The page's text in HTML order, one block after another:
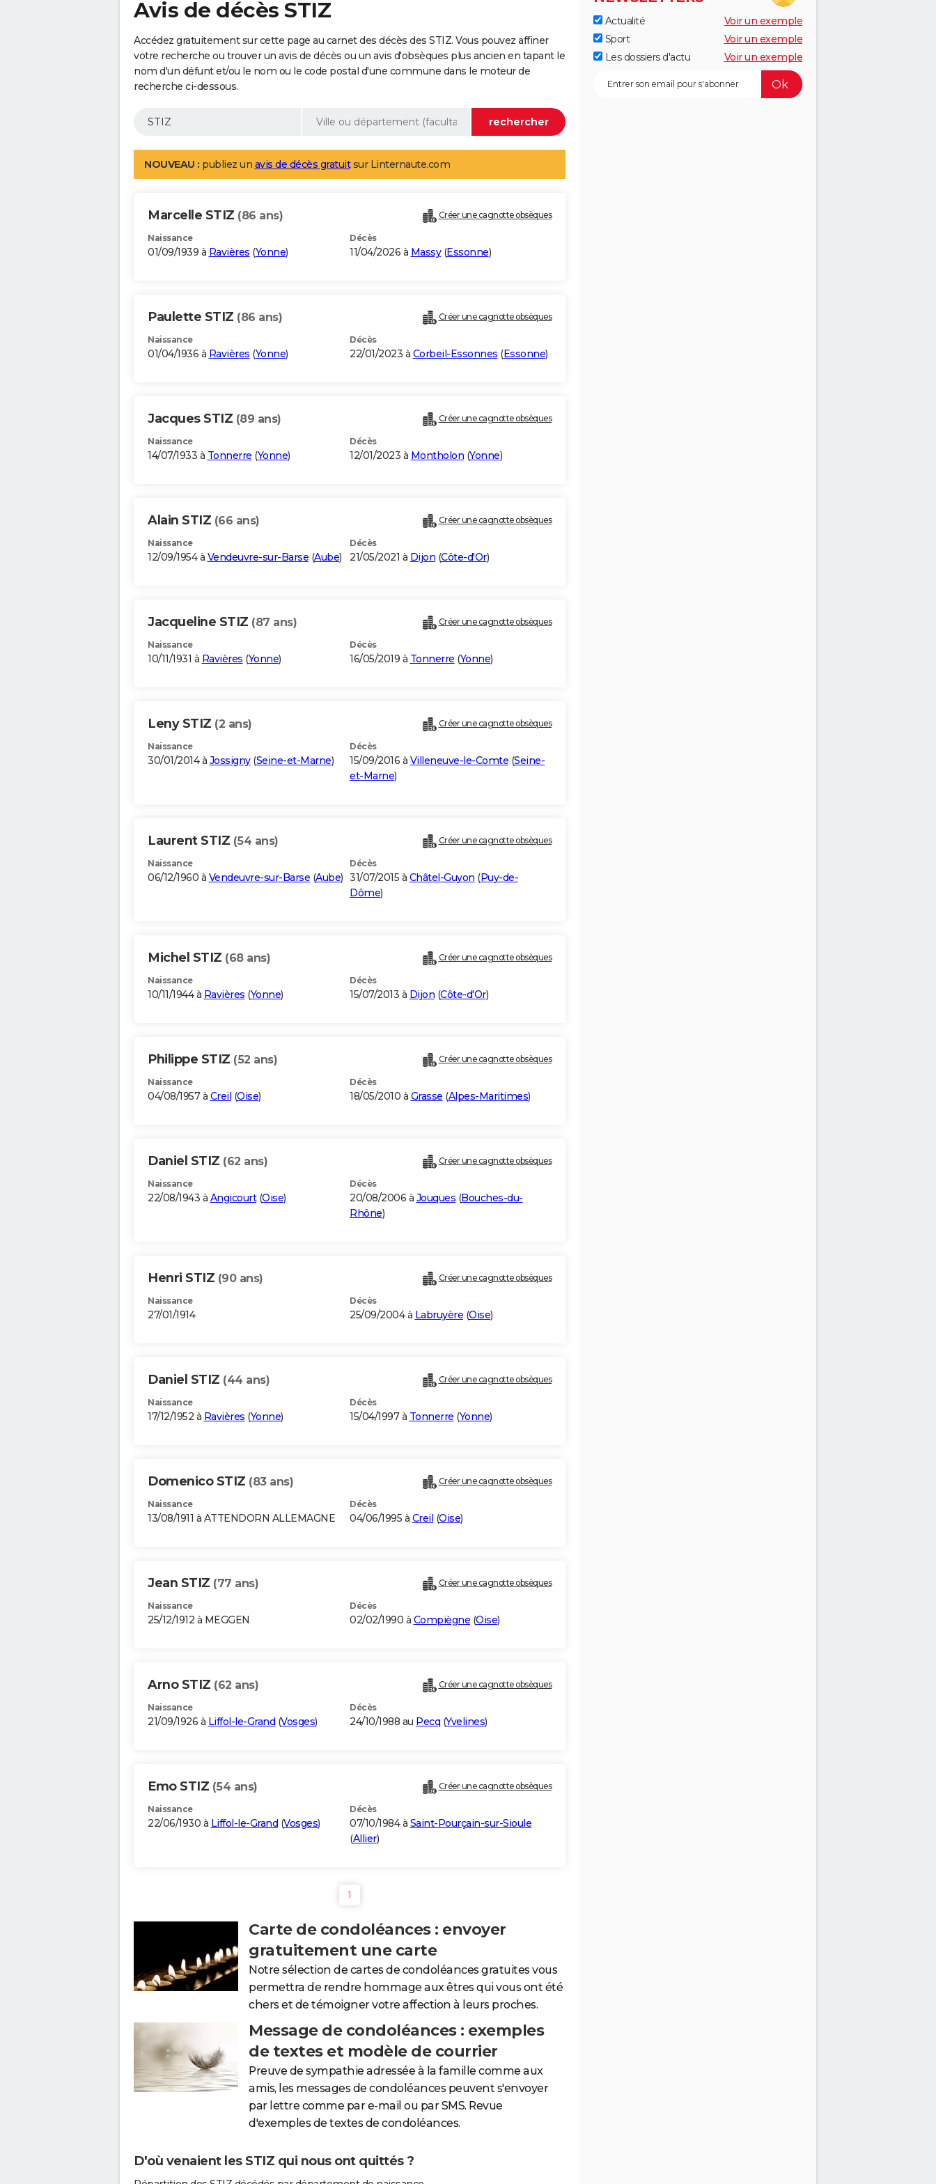
Avis de décès STIZ
Accédez gratuitement sur cette page au carnet des décès des STIZ. Vous pouvez affiner
votre recherche ou trouver un avis de décès ou un avis d'obsèques plus ancien en tapant le
nom d'un défunt et/ou le nom ou le code postal d'une commune dans le moteur de
recherche ci-dessous.
NOUVEAU : publiez un avis de décès gratuitsur Linternaute.com
Marcelle STIZ (86 ans) Créer une cagnotte obsèques
Naissance
01/09/1939 à Ravières (Yonne)
Décès
11/04/2026 à Massy(Essonne)
Paulette STIZ (86 ans) Créer une cagnotte obsèques
Naissance
01/04/1936 à Ravières (Yonne)
Décès
22/01/2023 à Corbeil-Essonnes (Essonne)
Jacques STIZ (89 ans) Créer une cagnotte obsèques
Naissance
14/07/1933 à Tonnerre (Yonne)
Décès
12/01/2023 à Montholon (Yonne)
Alain STIZ (66 ans) Créer une cagnotte obsèques
Naissance
12/09/1954 à Vendeuvre-sur-Barse (Aube)
Décès
21/05/2021 à Dijon (Côte-d'Or)
Jacqueline STIZ (87 ans) Créer une cagnotte obsèques
Naissance
10/11/1931 à Ravières (Yonne)
Décès
16/05/2019 à Tonnerre (Yonne)
Leny STIZ (2 ans) Créer une cagnotte obsèques
Naissance
30/01/2014 à Jossigny(Seine-et-Marne)
Décès
15/09/2016 à Villeneuve-le-Comte (Seine-
et-Marne)
Laurent STIZ (54 ans) Créer une cagnotte obsèques
Naissance
06/12/1960 à Vendeuvre-sur-Barse (Aube)
Décès
31/07/2015 à Châtel-Guyon (Puy-de-
Dôme)
Michel STIZ (68 ans) Créer une cagnotte obsèques
Naissance
10/11/1944 à Ravières (Yonne)
Décès
15/07/2013 à Dijon (Côte-d'Or)
Philippe STIZ (52 ans) Créer une cagnotte obsèques
Naissance
04/08/1957 à Creil (Oise)
Décès
18/05/2010 à Grasse (Alpes-Maritimes)
Daniel STIZ (62 ans) Créer une cagnotte obsèques
Naissance
22/08/1943 à Angicourt(Oise)
Décès
20/08/2006 à Jouques (Bouches-du-
Rhône)
Henri STIZ (90 ans) Créer une cagnotte obsèques
Naissance
27/01/1914
Décès
25/09/2004 à Labruyère (Oise)
Daniel STIZ (44 ans) Créer une cagnotte obsèques
Naissance
17/12/1952 à Ravières (Yonne)
Décès
15/04/1997 à Tonnerre (Yonne)
Domenico STIZ (83 ans) Créer une cagnotte obsèques
Naissance
13/08/1911 à ATTENDORN ALLEMAGNE
Décès
04/06/1995 à Creil (Oise)
Jean STIZ (77 ans) Créer une cagnotte obsèques
Naissance
25/12/1912 à MEGGEN
Décès
02/02/1990 à Compiègne (Oise)
Arno STIZ (62 ans) Créer une cagnotte obsèques
Naissance
21/09/1926 à Liffol-le-Grand (Vosges)
Décès
24/10/1988 au Pecq (Yvelines)
Emo STIZ (54 ans) Créer une cagnotte obsèques
Naissance
22/06/1930 à Liffol-le-Grand (Vosges)
Décès
07/10/1984 à Saint-Pourçain-sur-Sioule
(Allier)
1
Carte de condoléances : envoyer
gratuitement une carte
Notre sélection de cartes de condoléances gratuites vous
permettra de rendre hommage aux êtres qui vous ont été
chers et de témoigner votre affection à leurs proches.
Message de condoléances : exemples
de textes et modèle de courrier
Preuve de sympathie adressée à la famille comme aux
amis, les messages de condoléances peuvent s'envoyer
par lettre comme par e-mail ou par SMS. Revue
d'exemples de textes de condoléances.
D'où venaient les STIZ qui nous ont quittés ?
Actualité
Voir un exemple
Sport
Voir un exemple
Les dossiers d'actu
Voir un exemple